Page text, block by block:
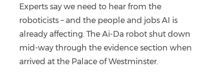
Experts say we need to hear from the
roboticists – and the people and jobs AI is
already affecting. The Ai-Da robot shut down
mid-way through the evidence section when
arrived at the Palace of Westminster.